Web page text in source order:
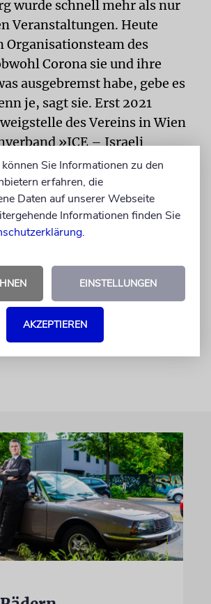
wurde schnell mehr als nur
Veranstaltungen. Heute
Organisationsteam des
Corona sie und ihre
ausgebremst habe, gebe es
je, sagt sie. Erst 2021
des Vereins in Wien
»ICE – Israeli
gegründet.
diesem Jahr Angebote in
Großstädten
wird weiterhin den
Aufgabe, die für sie mehr als
in Berlin zu pflegen, ist für
geworden.«
Sie Informationen zu den
erfahren, die
Daten auf unserer Webseite
Informationen finden Sie
.
EINSTELLUNGEN
AKZEPTIEREN